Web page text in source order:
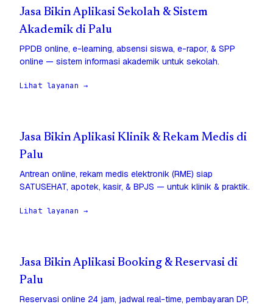
Jasa Bikin Aplikasi Sekolah & Sistem
Akademik di Palu
PPDB online, e-learning, absensi siswa, e-rapor, & SPP
online — sistem informasi akademik untuk sekolah.
Lihat layanan →
Jasa Bikin Aplikasi Klinik & Rekam Medis di
Palu
Antrean online, rekam medis elektronik (RME) siap
SATUSEHAT, apotek, kasir, & BPJS — untuk klinik & praktik.
Lihat layanan →
Jasa Bikin Aplikasi Booking & Reservasi di
Palu
Reservasi online 24 jam, jadwal real-time, pembayaran DP,